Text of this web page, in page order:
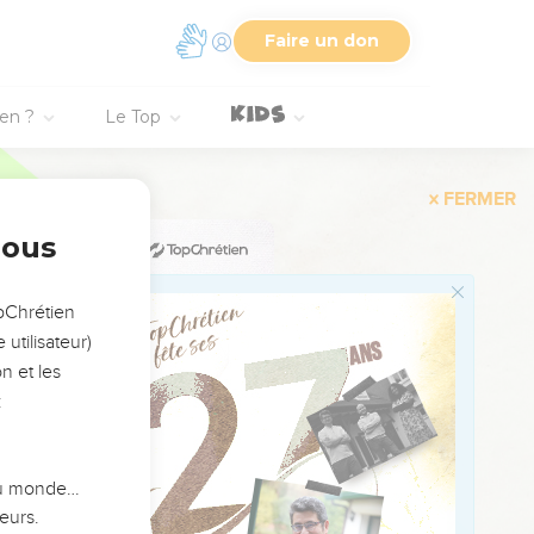
Faire un don
? Le Top
lui !
génération.
héritage !
force.
délivrance.
utilisateur)
et les
monde…